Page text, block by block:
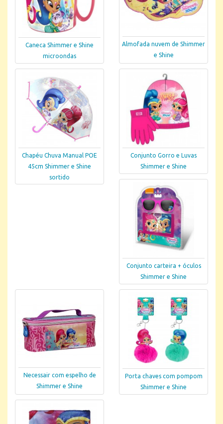
Caneca Shimmer e Shine
microondas
Almofada nuvem de Shimmer
e Shine
Chapéu Chuva Manual POE
45cm Shimmer e Shine
sortido
Conjunto Gorro e Luvas
Shimmer e Shine
Conjunto carteira + óculos
Shimmer e Shine
Necessair com espelho de
Shimmer e Shine
Porta chaves com pompom
Shimmer e Shine